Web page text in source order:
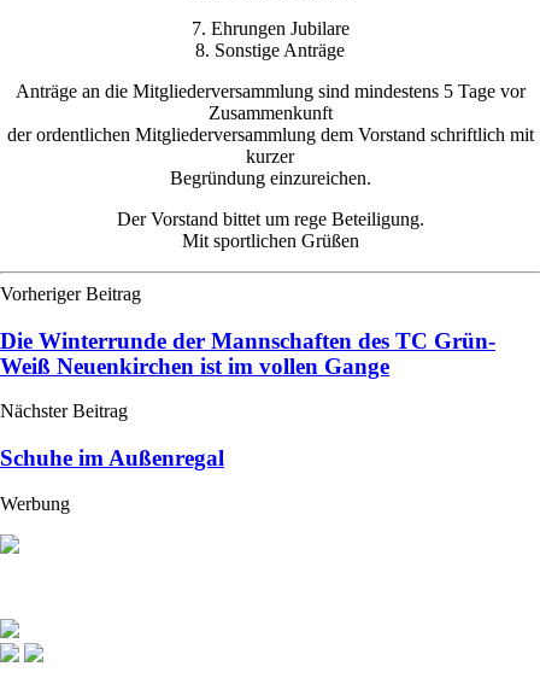
7. Ehrungen Jubilare
8. Sonstige Anträge
Anträge an die Mitgliederversammlung sind mindestens 5 Tage vor
Zusammenkunft
der ordentlichen Mitgliederversammlung dem Vorstand schriftlich mit
kurzer
Begründung einzureichen.
Der Vorstand bittet um rege Beteiligung.
Mit sportlichen Grüßen
Vorheriger Beitrag
Die Winterrunde der Mannschaften des TC Grün-
Weiß Neuenkirchen ist im vollen Gange
Nächster Beitrag
Schuhe im Außenregal
Werbung